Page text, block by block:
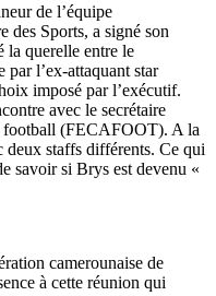
de l’équipe
des Sports, a signé son
la querelle entre le
par l’ex-attaquant star
imposé par l’exécutif.
avec le secrétaire
football (FECAFOOT). A la
deux staffs différents. Ce qui
savoir si Brys est devenu «
camerounaise de
à cette réunion qui